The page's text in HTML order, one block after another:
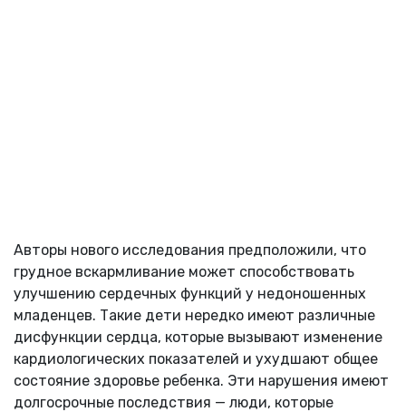
Авторы нового исследования предположили, что
грудное вскармливание может способствовать
улучшению сердечных функций у недоношенных
младенцев. Такие дети нередко имеют различные
дисфункции сердца, которые вызывают изменение
кардиологических показателей и ухудшают общее
состояние здоровье ребенка. Эти нарушения имеют
долгосрочные последствия — люди, которые